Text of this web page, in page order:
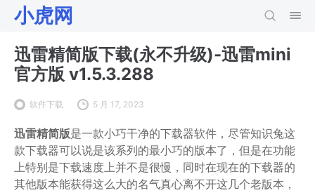
小虎网
迅雷精简版下载(永不升级)-迅雷mini
官方版 v1.5.3.288
软件下载 5 月 17, 2023
迅雷精简版是一款小巧干净的下载器软件，尽管知识兔这
款下载器可以说是该系列的最小巧的版本了，但是在功能
上特别是下载速度上并不是很慢，同时在现在的下载器的
其他版本能获得这么大的名气真心离不开这几个老版本，